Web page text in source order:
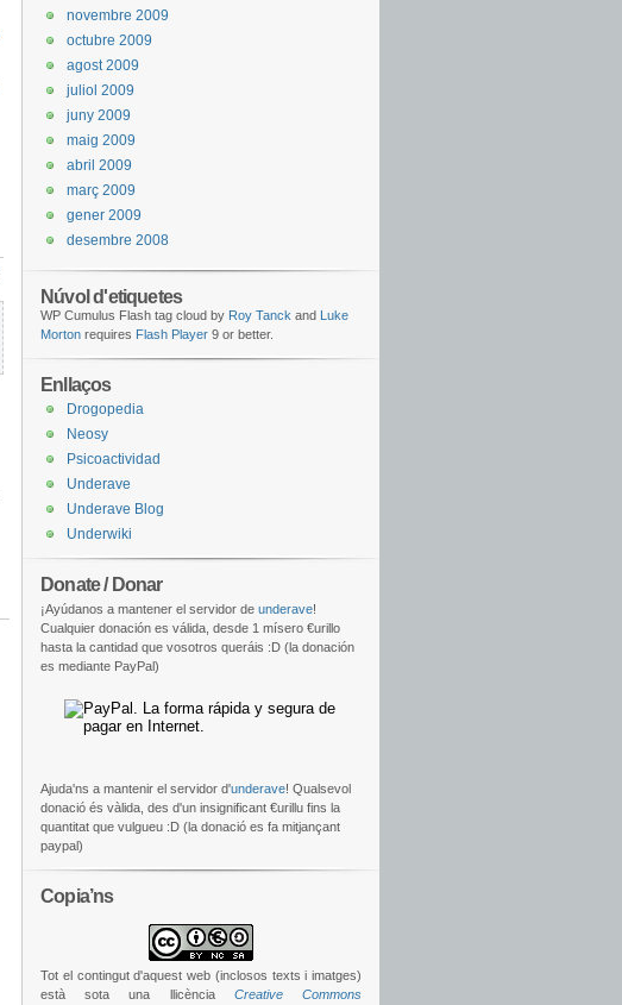
novembre 2009
octubre 2009
agost 2009
juliol 2009
juny 2009
maig 2009
abril 2009
març 2009
gener 2009
desembre 2008
Núvol d'etiquetes
WP Cumulus Flash tag cloud by Roy Tanck and Luke
Morton requires Flash Player 9 or better.
Enllaços
Drogopedia
Neosy
Psicoactividad
Underave
Underave Blog
Underwiki
Donate / Donar
¡Ayúdanos a mantener el servidor de underave!
Cualquier donación es válida, desde 1 mísero €urillo
hasta la cantidad que vosotros queráis :D (la donación
es mediante PayPal)
Ajuda'ns a mantenir el servidor d'underave! Qualsevol
donació és vàlida, des d'un insignificant €urillu fins la
quantitat que vulgueu :D (la donació es fa mitjançant
paypal)
Copia’ns
Tot el contingut d'aquest web (inclosos texts i imatges)
està sota una llicència Creative Commons